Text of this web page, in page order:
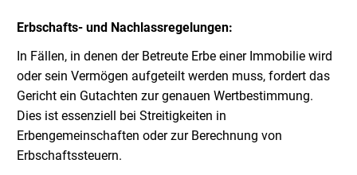
Erbschafts- und Nachlassregelungen:
In Fällen, in denen der Betreute Erbe einer Immobilie wird
oder sein Vermögen aufgeteilt werden muss, fordert das
Gericht ein Gutachten zur genauen Wertbestimmung.
Dies ist essenziell bei Streitigkeiten in
Erbengemeinschaften oder zur Berechnung von
Erbschaftssteuern.